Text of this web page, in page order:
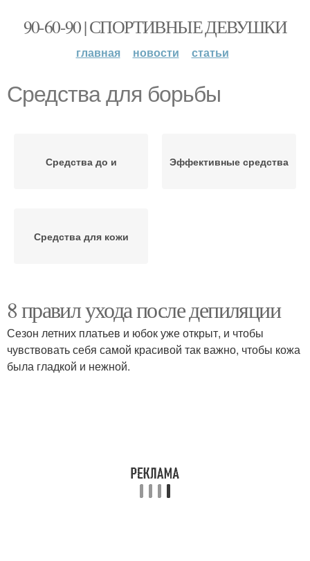
90-60-90 | СПОРТИВНЫЕ ДЕВУШКИ
главная новости статьи
Средства для борьбы
Средства до и Эффективные средства
Средства для кожи
8 правил ухода после депиляции
Сезон летних платьев и юбок уже открыт, и чтобы
чувствовать себя самой красивой так важно, чтобы кожа
была гладкой и нежной.